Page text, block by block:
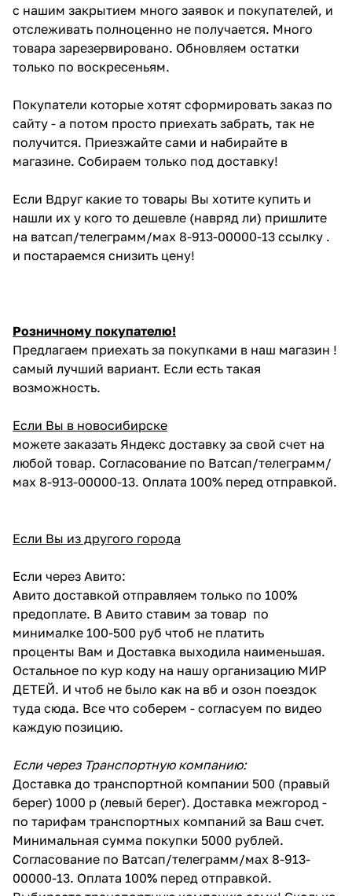
с нашим закрытием много заявок и покупателей, и
отслеживать полноценно не получается. Много
товара зарезервировано. Обновляем остатки
только по воскресеньям.
Покупатели которые хотят сформировать заказ по
сайту - а потом просто приехать забрать, так не
получится. Приезжайте сами и набирайте в
магазине. Собираем только под доставку!
Если Вдруг какие то товары Вы хотите купить и
нашли их у кого то дешевле (навряд ли) пришлите
на ватсап/телеграмм/мах 8-913-00000-13 ссылку .
и постараемся снизить цену!
Розничному покупателю!
Предлагаем приехать за покупками в наш магазин !
самый лучший вариант. Если есть такая
возможность.
Если Вы в новосибирске
можете заказать Яндекс доставку за свой счет на
любой товар. Согласование по Ватсап/телеграмм/
мах 8-913-00000-13. Оплата 100% перед отправкой.
Если Вы из другого города
Если через Авито:
Авито доставкой отправляем только по 100%
предоплате. В Авито ставим за товар по
минималке 100-500 руб чтоб не платить
проценты Вам и Доставка выходила наименьшая.
Остальное по кур коду на нашу организацию МИР
ДЕТЕЙ. И чтоб не было как на вб и озон поездок
туда сюда. Все что соберем - согласуем по видео
каждую позицию.
Если через Транспортную компанию:
Доставка до транспортной компании 500 (правый
берег) 1000 р (левый берег). Доставка межгород -
по тарифам транспортных компаний за Ваш счет.
Минимальная сумма покупки 5000 рублей.
Согласование по Ватсап/телеграмм/мах 8-913-
00000-13. Оплата 100% перед отправкой.